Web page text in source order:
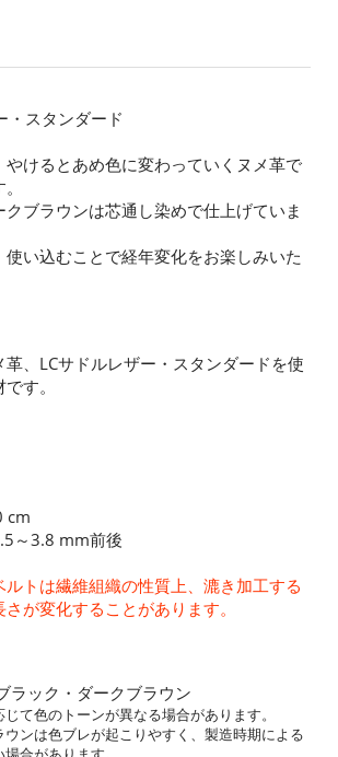
・スタンダード
やけるとあめ色に変わっていくヌメ革で
クブラウンは芯通し染めで仕上げていま
使い込むことで経年変化をお楽しみいた
、LCサドルレザー・スタンダードを使
す。
cm
～3.8 mm前後
トは繊維組織の性質上、漉き加工する
が変化することがあります。
ラック・ダークブラウン
て色のトーンが異なる場合があります。
ンは色ブレが起こりやすく、製造時期による